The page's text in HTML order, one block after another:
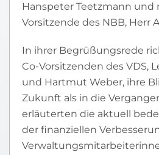
Hanspeter Teetzmann und
Vorsitzende des NBB, Herr
In ihrer Begrüßungsrede
Co-Vorsitzenden des VDS,
und Hartmut Weber, ihre
Zukunft als in die
erläuterten die aktuell
der finanziellen